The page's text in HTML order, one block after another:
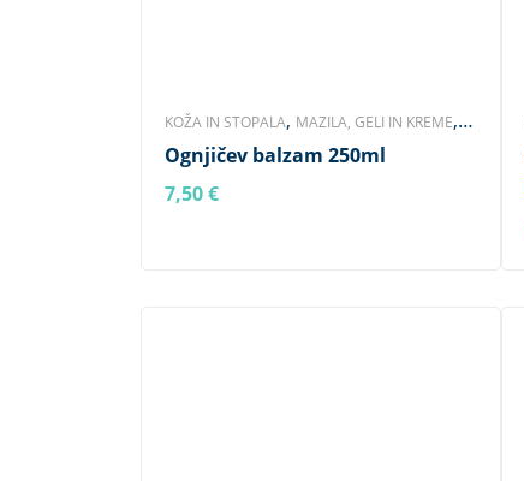
KOŽA IN STOPALA, MAZILA, GELI IN KREME,
NEGA TELESA,ZNAMKA HERBAMEDICUS
Ognjičev balzam 250ml
7,50€
V KOŠARICO